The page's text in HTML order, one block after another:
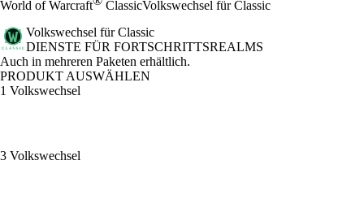
World of Warcraft ClassicVolkswechsel für Classic
Volkswechsel für Classic
DIENSTE FÜR FORTSCHRITTSREALMS
Product Notification
Auch in mehreren Paketen erhältlich.
PRODUKT AUSWÄHLEN
1 Volkswechsel
3 Volkswechsel